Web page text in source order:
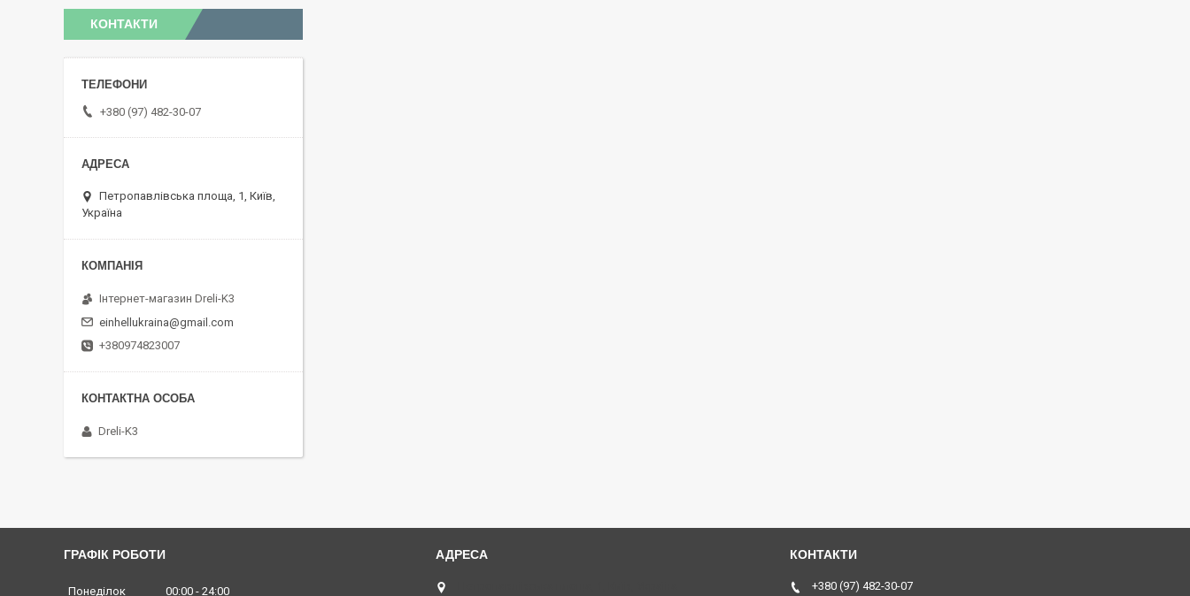
КОНТАКТИ
+380 (97) 482-30-07
Петропавлівська площа, 1, Київ,
Україна
Інтернет-магазин Dreli-K3
einhellukraina@gmail.com
+380974823007
Dreli-K3
ГРАФІК РОБОТИ
Понеділок 00:00
24:00
+380 (97) 482-30-07